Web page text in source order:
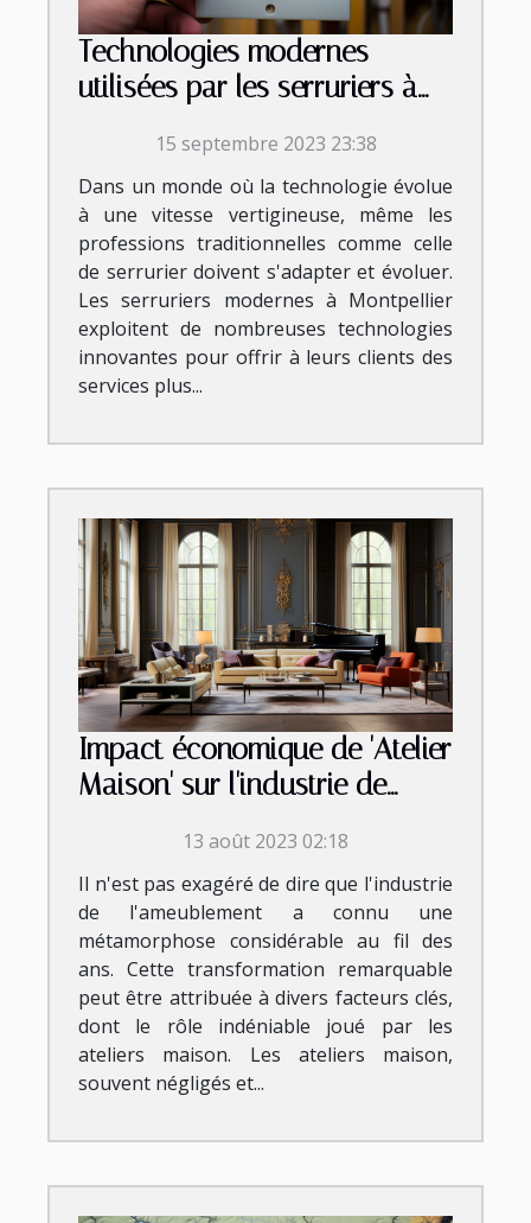
Technologies modernes
utilisées par les serruriers à
15 septembre 2023 23:38
Dans un monde où la technologie évolue
à une vitesse vertigineuse, même les
professions traditionnelles comme celle
de serrurier doivent s'adapter et évoluer.
Les serruriers modernes à Montpellier
exploitent de nombreuses technologies
innovantes pour offrir à leurs clients des
services plus...
Impact économique de 'Atelier
Maison' sur l'industrie de
13 août 2023 02:18
Il n'est pas exagéré de dire que l'industrie
de l'ameublement a connu une
métamorphose considérable au fil des
ans. Cette transformation remarquable
peut être attribuée à divers facteurs clés,
dont le rôle indéniable joué par les
ateliers maison. Les ateliers maison,
souvent négligés et...